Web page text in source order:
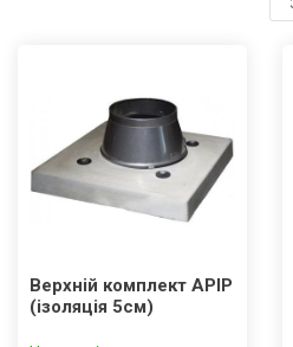
Верхній комплект APIP
(ізоляція 5см)